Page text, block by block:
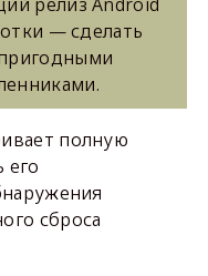
— сделать
полную
его
сброса